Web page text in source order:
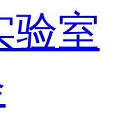
验室